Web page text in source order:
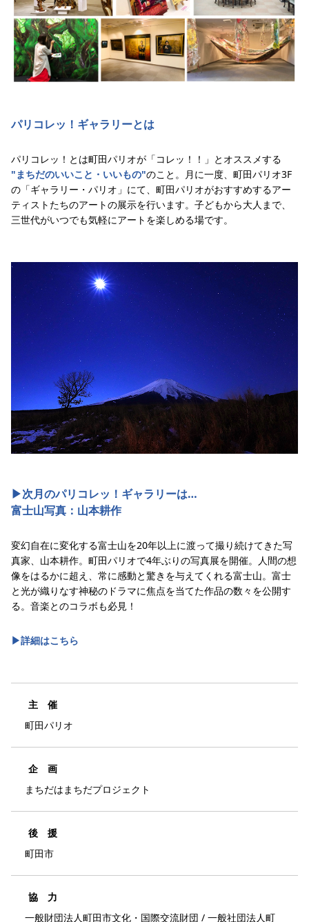
パリコレッ！ギャラリーとは
パリコレッ！とは町田パリオが「コレッ！！」とオススメする
"まちだのいいこと・いいもの"のこと。月に一度、町田パリオ3F
の「ギャラリー・パリオ」にて、町田パリオがおすすめするアー
ティストたちのアートの展示を行います。子どもから大人まで、
三世代がいつでも気軽にアートを楽しめる場です。
▶︎次月のパリコレッ！ギャラリーは…
富士山写真：山本耕作
変幻自在に変化する富士山を20年以上に渡って撮り続けてきた写
真家、山本耕作。町田パリオで4年ぶりの写真展を開催。人間の想
像をはるかに超え、常に感動と驚きを与えてくれる富士山。富士
と光が織りなす神秘のドラマに焦点を当てた作品の数々を公開す
る。音楽とのコラボも必見！
▶︎詳細はこちら
主 催
町田パリオ
企 画
まちだはまちだプロジェクト
後 援
町田市
協 力
一般財団法人町田市文化・国際交流財団 / 一般社団法人町